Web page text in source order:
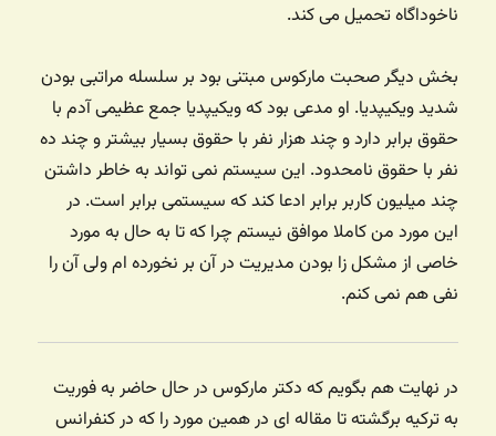
ناخوداگاه تحمیل می کند.
بخش دیگر صحبت مارکوس مبتنی بود بر سلسله مراتبی بودن
شدید ویکیپدیا. او مدعی بود که ویکیپدیا جمع عظیمی آدم با
حقوق برابر دارد و چند هزار نفر با حقوق بسیار بیشتر و چند ده
نفر با حقوق نامحدود. این سیستم نمی تواند به خاطر داشتن
چند میلیون کاربر برابر ادعا کند که سیستمی برابر است. در
این مورد من کاملا موافق نیستم چرا که تا به حال به مورد
خاصی از مشکل زا بودن مدیریت در آن بر نخورده ام ولی آن را
نفی هم نمی کنم.
در نهایت هم بگویم که دکتر مارکوس در حال حاضر به فوریت
به ترکیه برگشته تا مقاله ای در همین مورد را که در کنفرانس